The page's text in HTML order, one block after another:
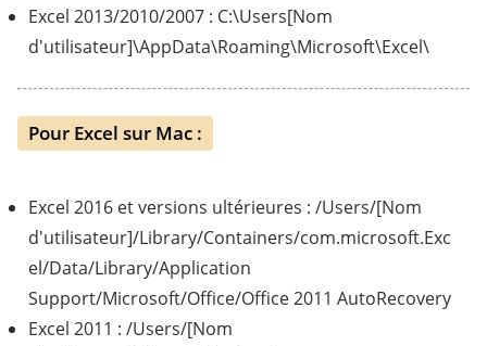
Excel 2013/2010/2007 : C:\Users[Nom
d'utilisateur]\AppData\Roaming\Microsoft\Excel\
Pour Excel sur Mac :
Excel 2016 et versions ultérieures : /Users/[Nom
d'utilisateur]/Library/Containers/com.microsoft.Exc
el/Data/Library/Application
Support/Microsoft/Office/Office 2011 AutoRecovery
Excel 2011 : /Users/[Nom